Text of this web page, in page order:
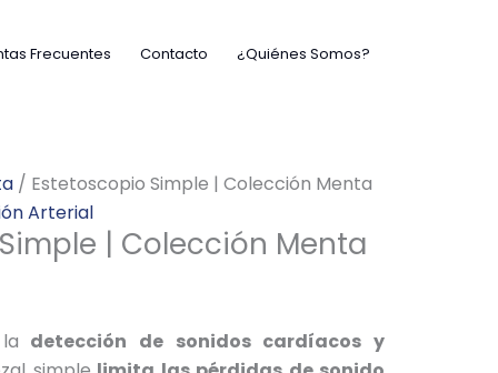
Frecuentes Contacto ¿Quiénes Somos?
/ Estetoscopio Simple | Colección Menta
Arterial
| Colección Menta
detección de sonidos cardíacos y